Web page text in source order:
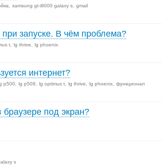
samsung gt-i9000 galaxy s gmail
запуске. В чём проблема?
t lg thrive lg phoenix
интернет?
p500 lg p509 lg optimus t lg thrive lg phoenix функционал
браузере под экран?
s